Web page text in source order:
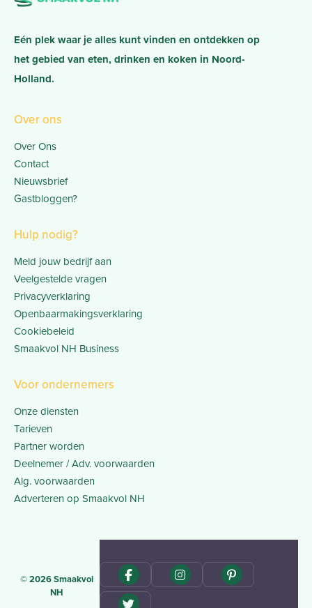
Eén plek waar je alles kunt vinden en ontdekken op
het gebied van eten, drinken en koken in Noord-
Holland.
Over ons
Over Ons
Contact
Nieuwsbrief
Gastbloggen?
Hulp nodig?
Meld jouw bedrijf aan
Veelgestelde vragen
Privacyverklaring
Openbaarmakingsverklaring
Cookiebeleid
Smaakvol NH Business
Voor ondernemers
Onze diensten
Tarieven
Partner worden
Deelnemer / Adv. voorwaarden
Alg. voorwaarden
Adverteren op Smaakvol NH
© 2026 Smaakvol
NH